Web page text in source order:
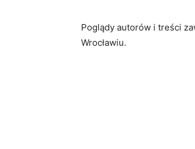
Poglądy autorów i treści
Wrocławiu.